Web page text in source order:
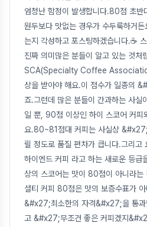
엄청난 함정이 발생합니다.80점 초반
원두보다 맛없는 경우가 수두룩하거
는지 각성하고 포스팅하겠습니다.☕
진짜 의미많은 분들이 알고 있는 것처
SCA(Specialty Coffee
상을 받아야 해요.이 점수가 일종의
죠.그런데 많은 분들이 간과하는 사
일 뿐, 90점 이상인 하이 스코어 커피
요.80~81점대 커피는 사실상
릴 정도로 품질 편차가 큽니다.그리고
하이엔드 커피 라고 하는 새로운 등급
상의 스코어는 맛이 80점이 아니라는
셜티 커피 80점은 맛의 보증수표가
&#x27;최소한의 자격&#x27;을 통과
고 &#x27;무조건 좋은 커피겠지